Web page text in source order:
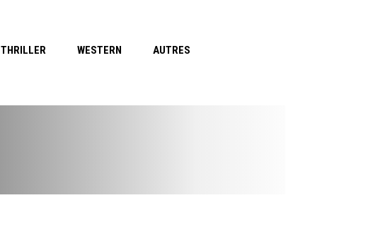
THRILLER WESTERN AUTRES